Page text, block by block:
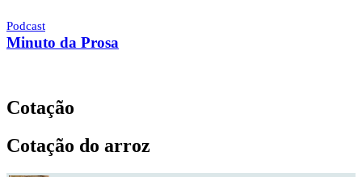
Podcast
Minuto da Prosa
Cotação
Cotação do arroz